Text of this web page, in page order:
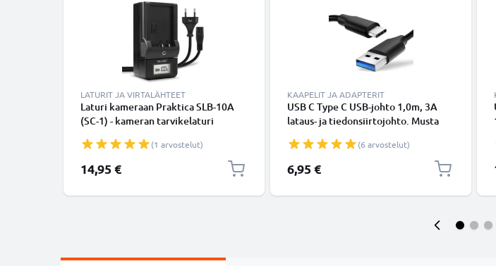
LATURIT JA VIRTALÄHTEET
Laturi kameraan Praktica SLB-10A
(SC-1) - kameran tarvikelaturi
(1 arvostelut)
14,95 €
KAAPELIT JA ADAPTERIT
USB C Type C USB-johto 1,0m, 3A
lataus- ja tiedonsiirtojohto. Musta
USB-kaapeli
(6 arvostelut)
6,95 €